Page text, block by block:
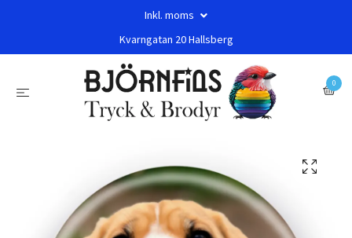
Inkl. moms
Kvarngatan 20 Hallsberg
0